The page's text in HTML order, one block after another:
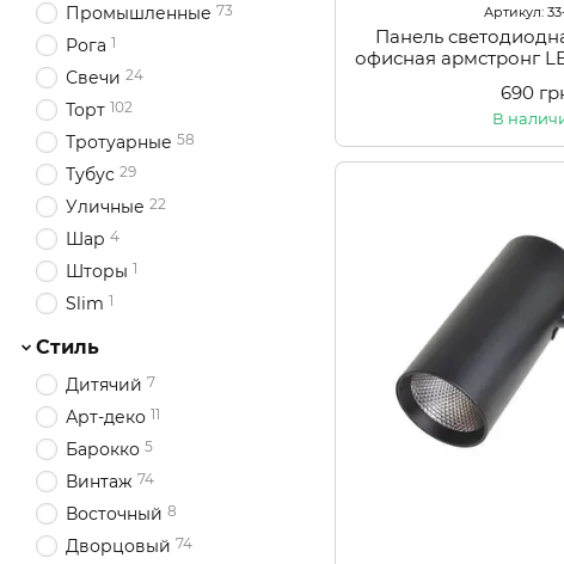
Артикул:
Панель
офисная армстронг
690
В
Промышленные 73
Рога 1
Свечи 24
Торт 102
Тротуарные 58
Тубус 29
Уличные 22
Шар 4
Шторы 1
Slim 1
Стиль
Дитячий 7
Арт-деко 11
Барокко 5
Винтаж 74
Восточный 8
Дворцовый 74